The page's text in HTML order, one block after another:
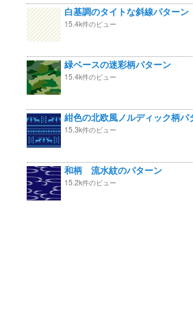
白基調のタイトな斜線パターン
15.4k件のビュー
緑ベースの迷彩柄パターン
15.4k件のビュー
紺色の北欧風ノルディック柄パ
15.3k件のビュー
和柄 流水紋のパターン
15.2k件のビュー